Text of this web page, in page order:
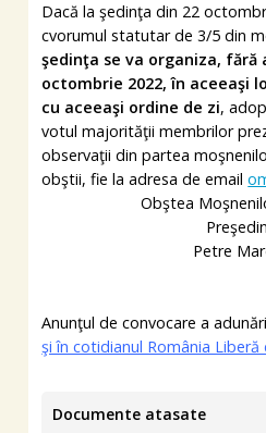
Dacă la şedinţa din 22
cvorumul statutar de 3/5 din
şedinţa se va organiza, fără
octombrie 2022, în aceeaşi
cu aceeaşi ordine de zi,
votul majorităţii membrilor
observaţii din partea
obştii, fie la adresa de email
Obştea
Petre
Anunţul de convocare a
şi în cotidianul România
Documente atasate